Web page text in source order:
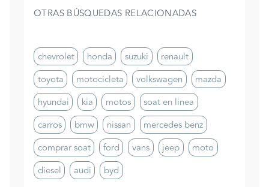
OTRAS BÚSQUEDAS RELACIONADAS
chevrolet honda suzuki
renault
toyota
motocicleta volkswagen
mazda
hyundai
kia motos
soat en linea
carros
bmw nissan
mercedes benz
comprar soat
ford vans jeep
moto
diesel
audi byd